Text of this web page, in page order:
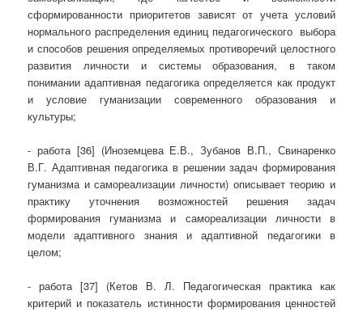
сформированности приоритетов зависят от учета условий
нормального распределения единиц педагогического выбора
и способов решения определяемых противоречий целостного
развития личности и системы образования, в таком
понимании адаптивная педагогика определяется как продукт
и условие гуманизации современного образования и
культуры;
- работа [36] (Иноземцева Е.В., Зубанов В.П., Свинаренко
В.Г. Адаптивная педагогика в решении задач формирования
гуманизма и самореализации личности) описывает теорию и
практику уточнения возможностей решения задач
формирования гуманизма и самореализации личности в
модели адаптивного знания и адаптивной педагогики в
целом;
- работа [37] (Кетов В. Л. Педагогическая практика как
критерий и показатель истинности формирования ценностей